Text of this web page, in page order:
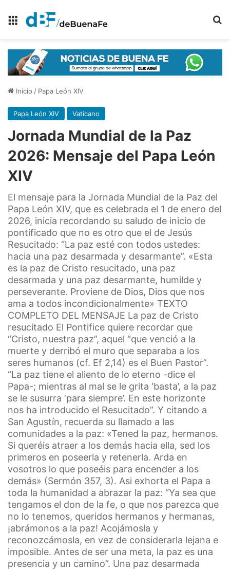
Menú
Inicio / Papa León XIV
Papa León XIV Vaticano
Jornada Mundial de la Paz
2026: Mensaje del Papa León
XIV
El mensaje para la Jornada Mundial de la Paz del
Papa León XIV, que es celebrada el 1 de enero del
2026, inicia recordando su saludo de inicio de
pontificado que no es otro que el de Jesús
Resucitado: “La paz esté con todos ustedes:
hacia una paz desarmada y desarmante”. «Esta
es la paz de Cristo resucitado, una paz
desarmada y una paz desarmante, humilde y
perseverante. Proviene de Dios, Dios que nos
ama a todos incondicionalmente» TEXTO
COMPLETO DEL MENSAJE La paz de Cristo
resucitado El Pontifice quiere recordar que
“Cristo, nuestra paz”, aquel “que venció a la
muerte y derribó el muro que separaba a los
seres humanos (cf. Ef 2,14) es el Buen Pastor”.
“La paz tiene el aliento de lo eterno -dice el
Papa-; mientras al mal se le grita ‘basta’, a la paz
se le susurra ‘para siempre’. En este horizonte
nos ha introducido el Resucitado”. Y citando a
San Agustín, recuerda su llamado a las
comunidades a la paz: «Tened la paz, hermanos.
Si queréis atraer a los demás hacia ella, sed los
primeros en poseerla y retenerla. Arda en
vosotros lo que poseéis para encender a los
demás» (Sermón 357, 3). Asi exhorta el Papa a
toda la humanidad a abrazar la paz: “Ya sea que
tengamos el don de la fe, o que nos parezca que
no lo tenemos, queridos hermanos y hermanas,
¡abrámonos a la paz! Acojámosla y
reconozcámosla, en vez de considerarla lejana e
imposible. Antes de ser una meta, la paz es una
presencia y un camino”. Una paz desarmada